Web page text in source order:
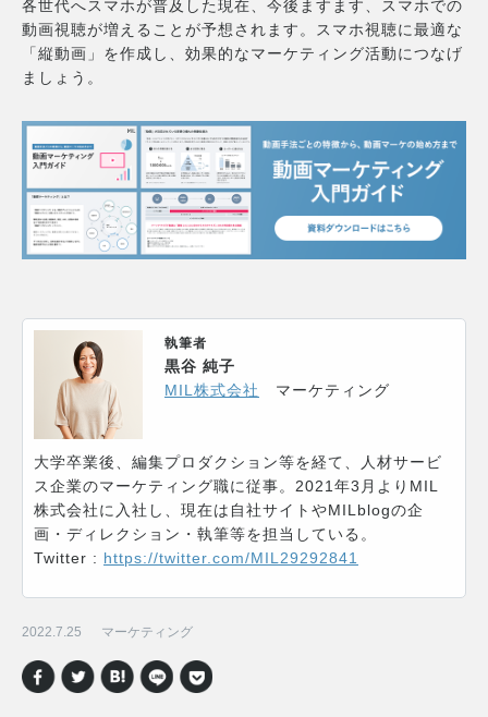
各世代へスマホが普及した現在、今後ますます、スマホでの
動画視聴が増えることが予想されます。スマホ視聴に最適な
「縦動画」を作成し、効果的なマーケティング活動につなげ
ましょう。
執筆者
黒谷 純子
MIL株式会社
マーケティング
大学卒業後、編集プロダクション等を経て、人材サービ
ス企業のマーケティング職に従事。2021年3月よりMIL
株式会社に入社し、現在は自社サイトやMILblogの企
画・ディレクション・執筆等を担当している。
Twitter : https://twitter.com/MIL29292841
2022.7.25 マーケティング